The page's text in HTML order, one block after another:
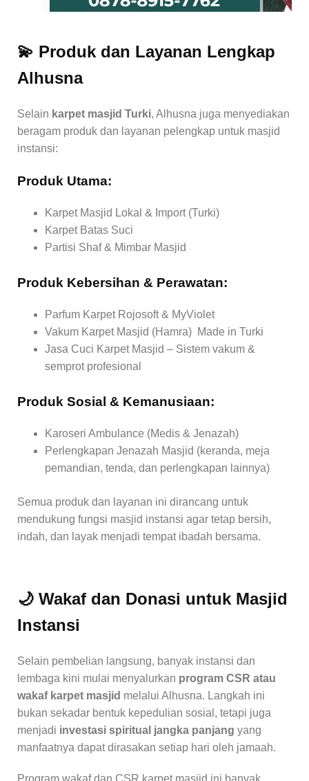
💫 Produk dan Layanan Lengkap
Alhusna
Selain karpet masjid Turki, Alhusna juga menyediakan
beragam produk dan layanan pelengkap untuk masjid
instansi:
Produk Utama:
Karpet Masjid Lokal & Import (Turki)
Karpet Batas Suci
Partisi Shaf & Mimbar Masjid
Produk Kebersihan & Perawatan:
Parfum Karpet Rojosoft & MyViolet
Vakum Karpet Masjid (Hamra) Made in Turki
Jasa Cuci Karpet Masjid – Sistem vakum &
semprot profesional
Produk Sosial & Kemanusiaan:
Karoseri Ambulance (Medis & Jenazah)
Perlengkapan Jenazah Masjid (keranda, meja
pemandian, tenda, dan perlengkapan lainnya)
Semua produk dan layanan ini dirancang untuk
mendukung fungsi masjid instansi agar tetap bersih,
indah, dan layak menjadi tempat ibadah bersama.
🌙 Wakaf dan Donasi untuk Masjid
Instansi
Selain pembelian langsung, banyak instansi dan
lembaga kini mulai menyalurkan program CSR atau
wakaf karpet masjid melalui Alhusna. Langkah ini
bukan sekadar bentuk kepedulian sosial, tetapi juga
menjadi investasi spiritual jangka panjang yang
manfaatnya dapat dirasakan setiap hari oleh jamaah.